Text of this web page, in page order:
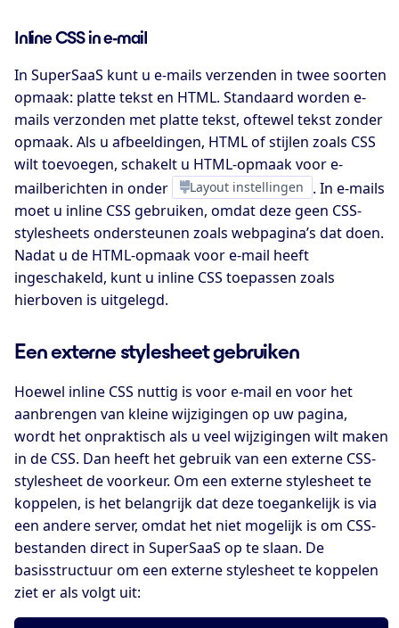
Inline CSS in e-mail
In SuperSaaS kunt u e-mails verzenden in twee soorten
opmaak: platte tekst en HTML. Standaard worden e-
mails verzonden met platte tekst, oftewel tekst zonder
opmaak. Als u afbeeldingen, HTML of stijlen zoals CSS
wilt toevoegen, schakelt u HTML-opmaak voor e-
mailberichten in onder
Layout instellingen
. In e-mails
moet u inline CSS gebruiken, omdat deze geen CSS-
stylesheets ondersteunen zoals webpagina’s dat doen.
Nadat u de HTML-opmaak voor e-mail heeft
ingeschakeld, kunt u inline CSS toepassen zoals
hierboven is uitgelegd.
Een externe stylesheet gebruiken
Hoewel inline CSS nuttig is voor e-mail en voor het
aanbrengen van kleine wijzigingen op uw pagina,
wordt het onpraktisch als u veel wijzigingen wilt maken
in de CSS. Dan heeft het gebruik van een externe CSS-
stylesheet de voorkeur. Om een externe stylesheet te
koppelen, is het belangrijk dat deze toegankelijk is via
een andere server, omdat het niet mogelijk is om CSS-
bestanden direct in SuperSaaS op te slaan. De
basisstructuur om een externe stylesheet te koppelen
ziet er als volgt uit: